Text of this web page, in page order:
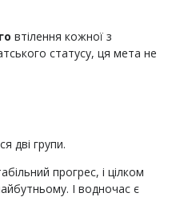
втілення кожної з
статусу, ця мета не
дві групи.
прогрес, і цілком
І водночас є